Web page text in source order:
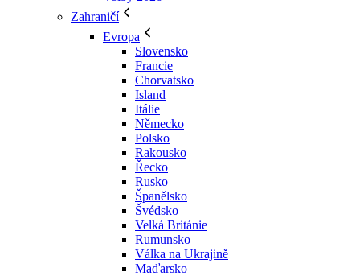
Zahraničí
Evropa
Slovensko
Francie
Chorvatsko
Island
Itálie
Německo
Polsko
Rakousko
Řecko
Rusko
Španělsko
Švédsko
Velká Británie
Rumunsko
Válka na Ukrajině
Maďarsko